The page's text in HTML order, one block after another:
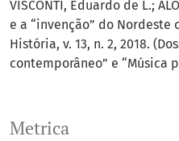
Metrica
VISCONTI, Eduardo de L.;
e a “invenção” do Nordeste
História, v. 13, n. 2, 2018.
contemporâneo” e “Música